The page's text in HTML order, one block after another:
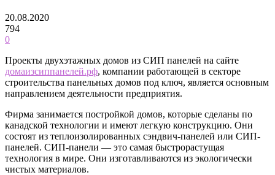
20.08.2020
794
0
Проекты двухэтажных домов из СИП панелей на сайте
домаизсиппанелей.рф, компании работающей в секторе
строительства панельных домов под ключ, является основным
направлением деятельности предприятия.
Фирма занимается постройкой домов, которые сделаны по
канадской технологии и имеют легкую конструкцию. Они
состоят из теплоизолированных сэндвич-панелей или СИП-
панелей. СИП-панели — это самая быстрорастущая
технология в мире. Они изготавливаются из экологически
чистых материалов.